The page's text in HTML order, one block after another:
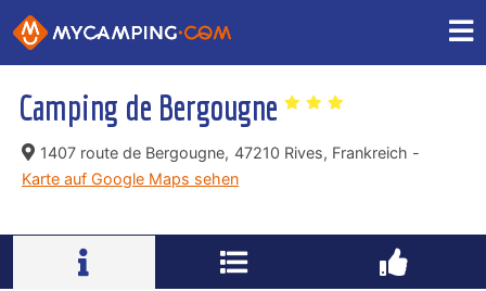
Camping de Bergougne
1407 route de Bergougne, 47210 Rives, Frankreich -
Karte auf Google Maps sehen